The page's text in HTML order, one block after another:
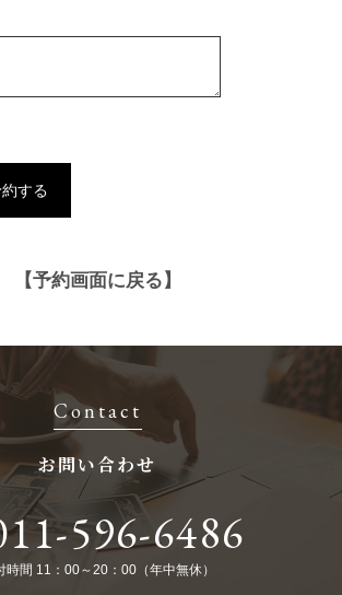
【予約画面に戻る】
Contact
お問い合わせ
596-6486
時間 11：00～20：00（年中無休）